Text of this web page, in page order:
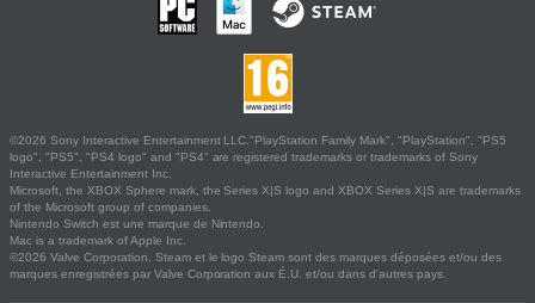
©2026 Sony Interactive Entertainment LLC."PlayStation Family Mark", "PlayStation", "PS5
logo", "PS5", "PS4 logo" and "PS4" are registered trademarks or trademarks of Sony
Interactive Entertainment Inc.
Microsoft, the XBOX Sphere mark, the Series X|S logo and XBOX Series X|S are trademarks
of the Microsoft group of companies.
Nintendo Switch est une marque de Nintendo.
Mac is a trademark of Apple Inc.
©2026 Valve Corporation. Steam et le logo Steam sont des marques déposées et/ou des
marques enregistrées par Valve Corporation aux É.U. et/ou dans d'autres pays.